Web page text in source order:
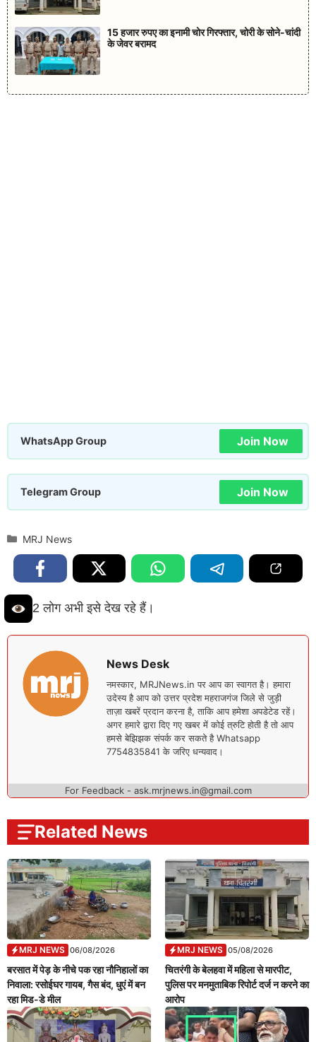
15 हजार रुपए का इनामी चोर गिरफ्तार, चोरी के सोने-चांदी
के जेवर बरामद
WhatsApp Group Join Now
Telegram Group Join Now
Categories
MRJ News
2 लोग अभी इसे देख रहे हैं।
News Desk
नमस्कार, MRJNews.in पर आप का स्वागत है। हमारा
उदेस्य है आप को उत्तर प्रदेश महराजगंज जिले से जुड़ी
ताज़ा खबरें प्रदान करना है, ताकि आप हमेशा अपडेटेड रहें।
अगर हमारे द्वारा दिए गए खबर में कोई त्रुटि होती है तो आप
हमसे बेझिझक संपर्क कर सकते है Whatsapp
7754835841 के जरिए धन्यवाद।
For Feedback - ask.mrjnews.in@gmail.com
Related News
MRJ NEWS 06/08/2026
बरसात में पेड़ के नीचे पक रहा नौनिहालों का
निवाला: रसोईघर गायब, गैस बंद, धुएं में बन
रहा मिड-डे मील
MRJ NEWS 05/08/2026
चितरंगी के बेलहवा में महिला से मारपीट,
पुलिस पर मनमुताबिक रिपोर्ट दर्ज न करने का
आरोप